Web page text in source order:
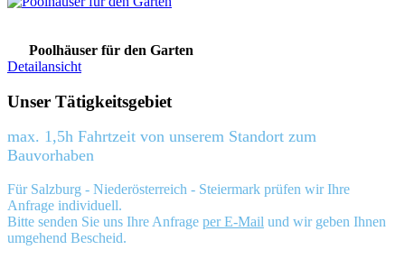
Poolhäuser für den Garten
Detailansicht
Unser Tätigkeitsgebiet
max. 1,5h Fahrtzeit von unserem Standort zum
Bauvorhaben
Für Salzburg - Niederösterreich - Steiermark prüfen wir Ihre
Anfrage individuell.
Bitte senden Sie uns Ihre Anfrage per E-Mail und wir geben Ihnen
umgehend Bescheid.